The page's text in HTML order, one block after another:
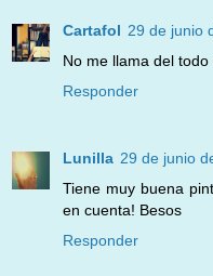
Cartafol 29 de junio
No me llama del
Responder
Lunilla 29 de junio
Tiene muy buena
en cuenta! Besos
Responder